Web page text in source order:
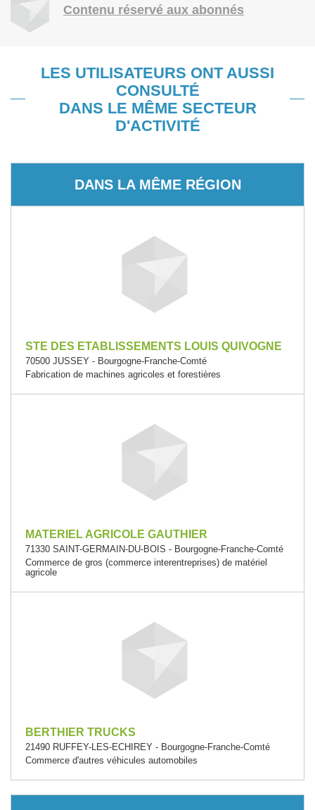
Contenu réservé aux abonnés
LES UTILISATEURS ONT AUSSI
CONSULTÉ
DANS LE MÊME SECTEUR
D'ACTIVITÉ
DANS LA MÊME RÉGION
STE DES ETABLISSEMENTS LOUIS QUIVOGNE
70500 JUSSEY - Bourgogne-Franche-Comté
Fabrication de machines agricoles et forestières
MATERIEL AGRICOLE GAUTHIER
71330 SAINT-GERMAIN-DU-BOIS - Bourgogne-Franche-Comté
Commerce de gros (commerce interentreprises) de matériel
agricole
BERTHIER TRUCKS
21490 RUFFEY-LES-ECHIREY - Bourgogne-Franche-Comté
Commerce d'autres véhicules automobiles